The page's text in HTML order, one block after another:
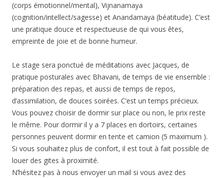
(corps émotionnel/mental), Vijnanamaya
(cognition/intellect/sagesse) et Anandamaya (béatitude). C’est
une pratique douce et respectueuse de qui vous êtes,
empreinte de joie et de bonne humeur.
Le stage sera ponctué de méditations avec Jacques, de
pratique posturales avec Bhavani, de temps de vie ensemble :
préparation des repas, et aussi de temps de repos,
d’assimilation, de douces soirées. C’est un temps précieux.
Vous pouvez choisir de dormir sur place ou non, le prix reste
le même. Pour dormir il y a 7 places en dortoirs, certaines
personnes peuvent dormir en tente et camion (5 maximum ).
Si vous souhaitez plus de confort, il est tout à fait possible de
louer des gites à proximité.
N’hésitez pas à nous envoyer un mail si vous avez des